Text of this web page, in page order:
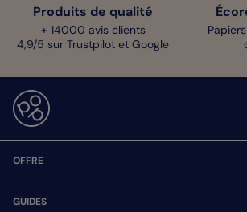
Produits de qualité
+ 14000 avis clients
4,9/5 sur Trustpilot et Google
OFFRE
GUIDES